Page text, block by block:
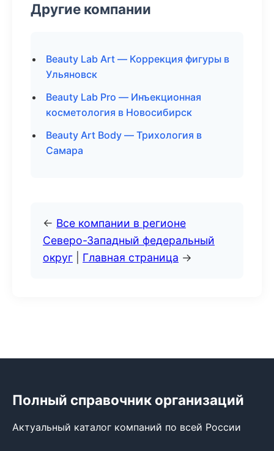
Другие компании
Beauty Lab Art — Коррекция фигуры в
Ульяновск
Beauty Lab Pro — Инъекционная
косметология в Новосибирск
Beauty Art Body — Трихология в
Самара
← Все компании в регионе
Северо-Западный федеральный
округ
Главная страница →
Полный справочник организаций
Актуальный каталог компаний по всей России